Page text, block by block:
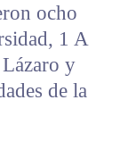
ocho
1 A
y
de la